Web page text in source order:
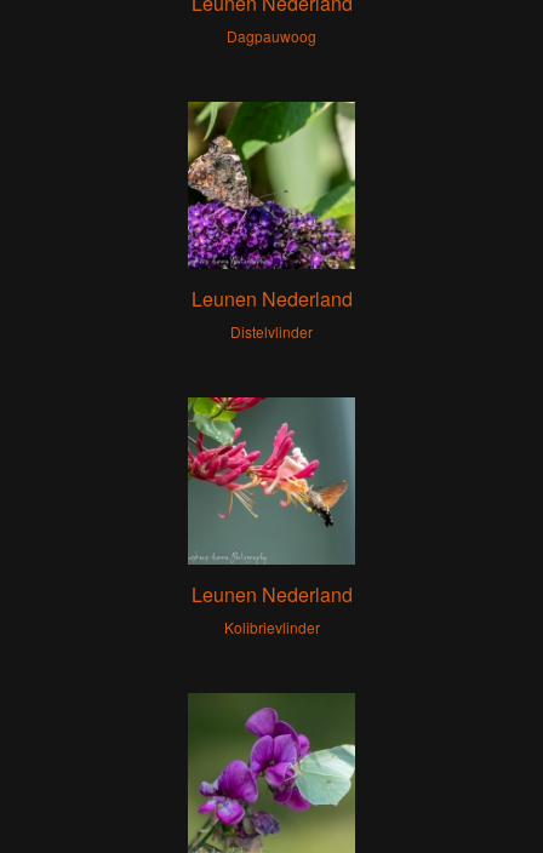
Dagpauwoog
Leunen Nederland
Distelvlinder
Leunen Nederland
Kolibrievlinder